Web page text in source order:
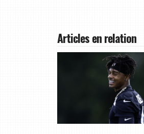
Articles en relation